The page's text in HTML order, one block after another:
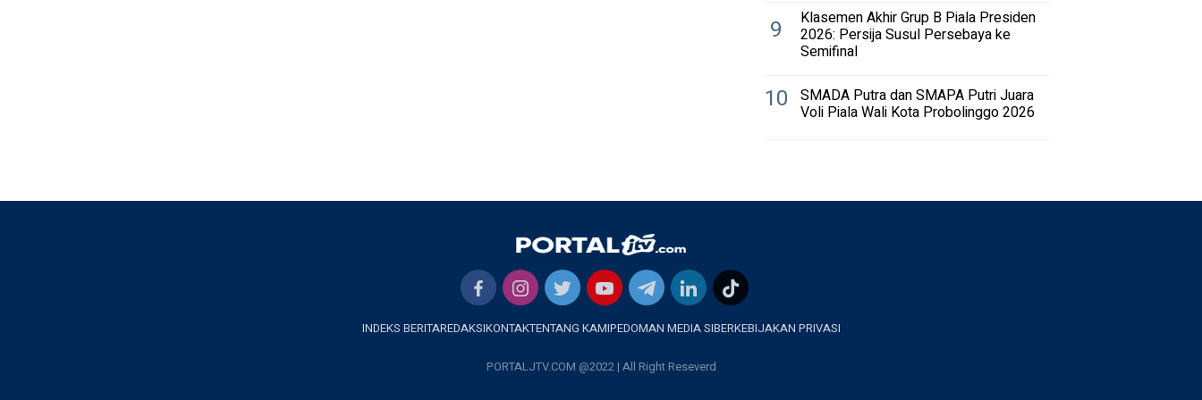
9 Klasemen Akhir Grup B Piala Presiden
2026: Persija Susul Persebaya ke
Semifinal
10 SMADA Putra dan SMAPA Putri Juara
Voli Piala Wali Kota Probolinggo 2026
INDEKS BERITAREDAKSIKONTAKTENTANG KAMIPEDOMAN MEDIA SIBERKEBIJAKAN PRIVASI
PORTALJTV.COM @2022 | All Right Reseverd